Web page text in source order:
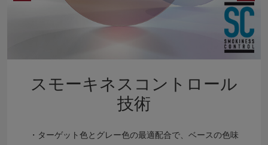
スモーキネスコントロール
技術
・ターゲット色とグレー色の最適配合で、ベースの色味